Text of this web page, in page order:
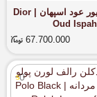
عطر ادکلن دیور عود اسپهان | Dior
Oud
67.700.000
0